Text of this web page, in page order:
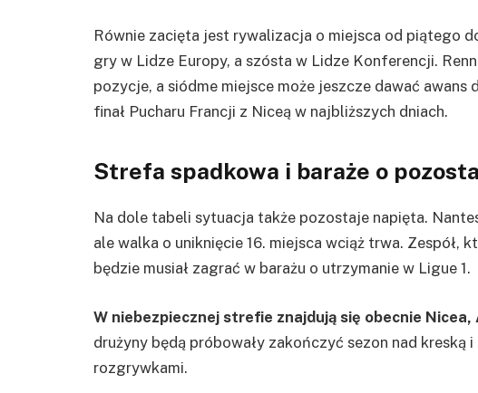
Równie zacięta jest rywalizacja o miejsca od piątego
gry w Lidze Europy, a szósta w Lidze Konferencji.
pozycje, a siódme miejsce może jeszcze dawać
finał Pucharu Francji z Niceą w najbliższych dniach.
Strefa spadkowa i baraże o
Na dole tabeli sytuacja także pozostaje napięta.
ale walka o uniknięcie 16. miejsca wciąż trwa. Zespół,
będzie musiał zagrać w barażu o utrzymanie w Ligue 1.
W niebezpiecznej strefie znajdują się obecnie Nicea,
drużyny będą próbowały zakończyć sezon nad
rozgrywkami.